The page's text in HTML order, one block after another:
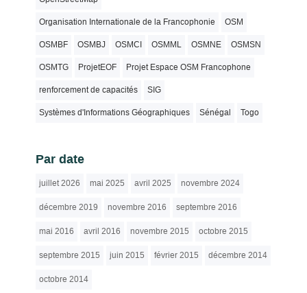
Organisation Internationale de la Francophonie OSM
OSMBF OSMBJ OSMCI OSMML OSMNE OSMSN
OSMTG ProjetEOF Projet Espace OSM Francophone
renforcement de capacités SIG
Systèmes d'Informations Géographiques Sénégal Togo
Par date
juillet 2026 mai 2025 avril 2025 novembre 2024
décembre 2019 novembre 2016 septembre 2016
mai 2016 avril 2016 novembre 2015 octobre 2015
septembre 2015 juin 2015 février 2015 décembre 2014
octobre 2014